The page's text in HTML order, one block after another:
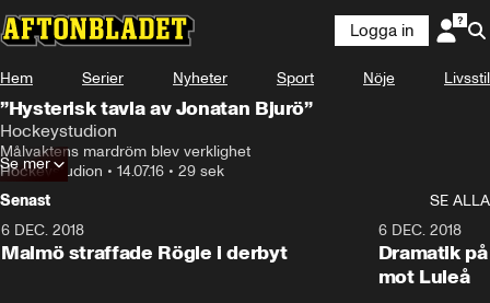
Logga in
Hem Serier Nyheter Sport Nöje Livsstil
”Hysterisk tavla av Jonatan Bjurö”
Hockeystudion
Målvaktens mardröm blev verklighet
Hockeystudion • 14.07.16 • 29 sek
Se mer
Senast
SE ALLA
6 DEC. 2018
Malmö straffade Rögle i derbyt
6 DEC. 2018
Dramatik
mot Luleå